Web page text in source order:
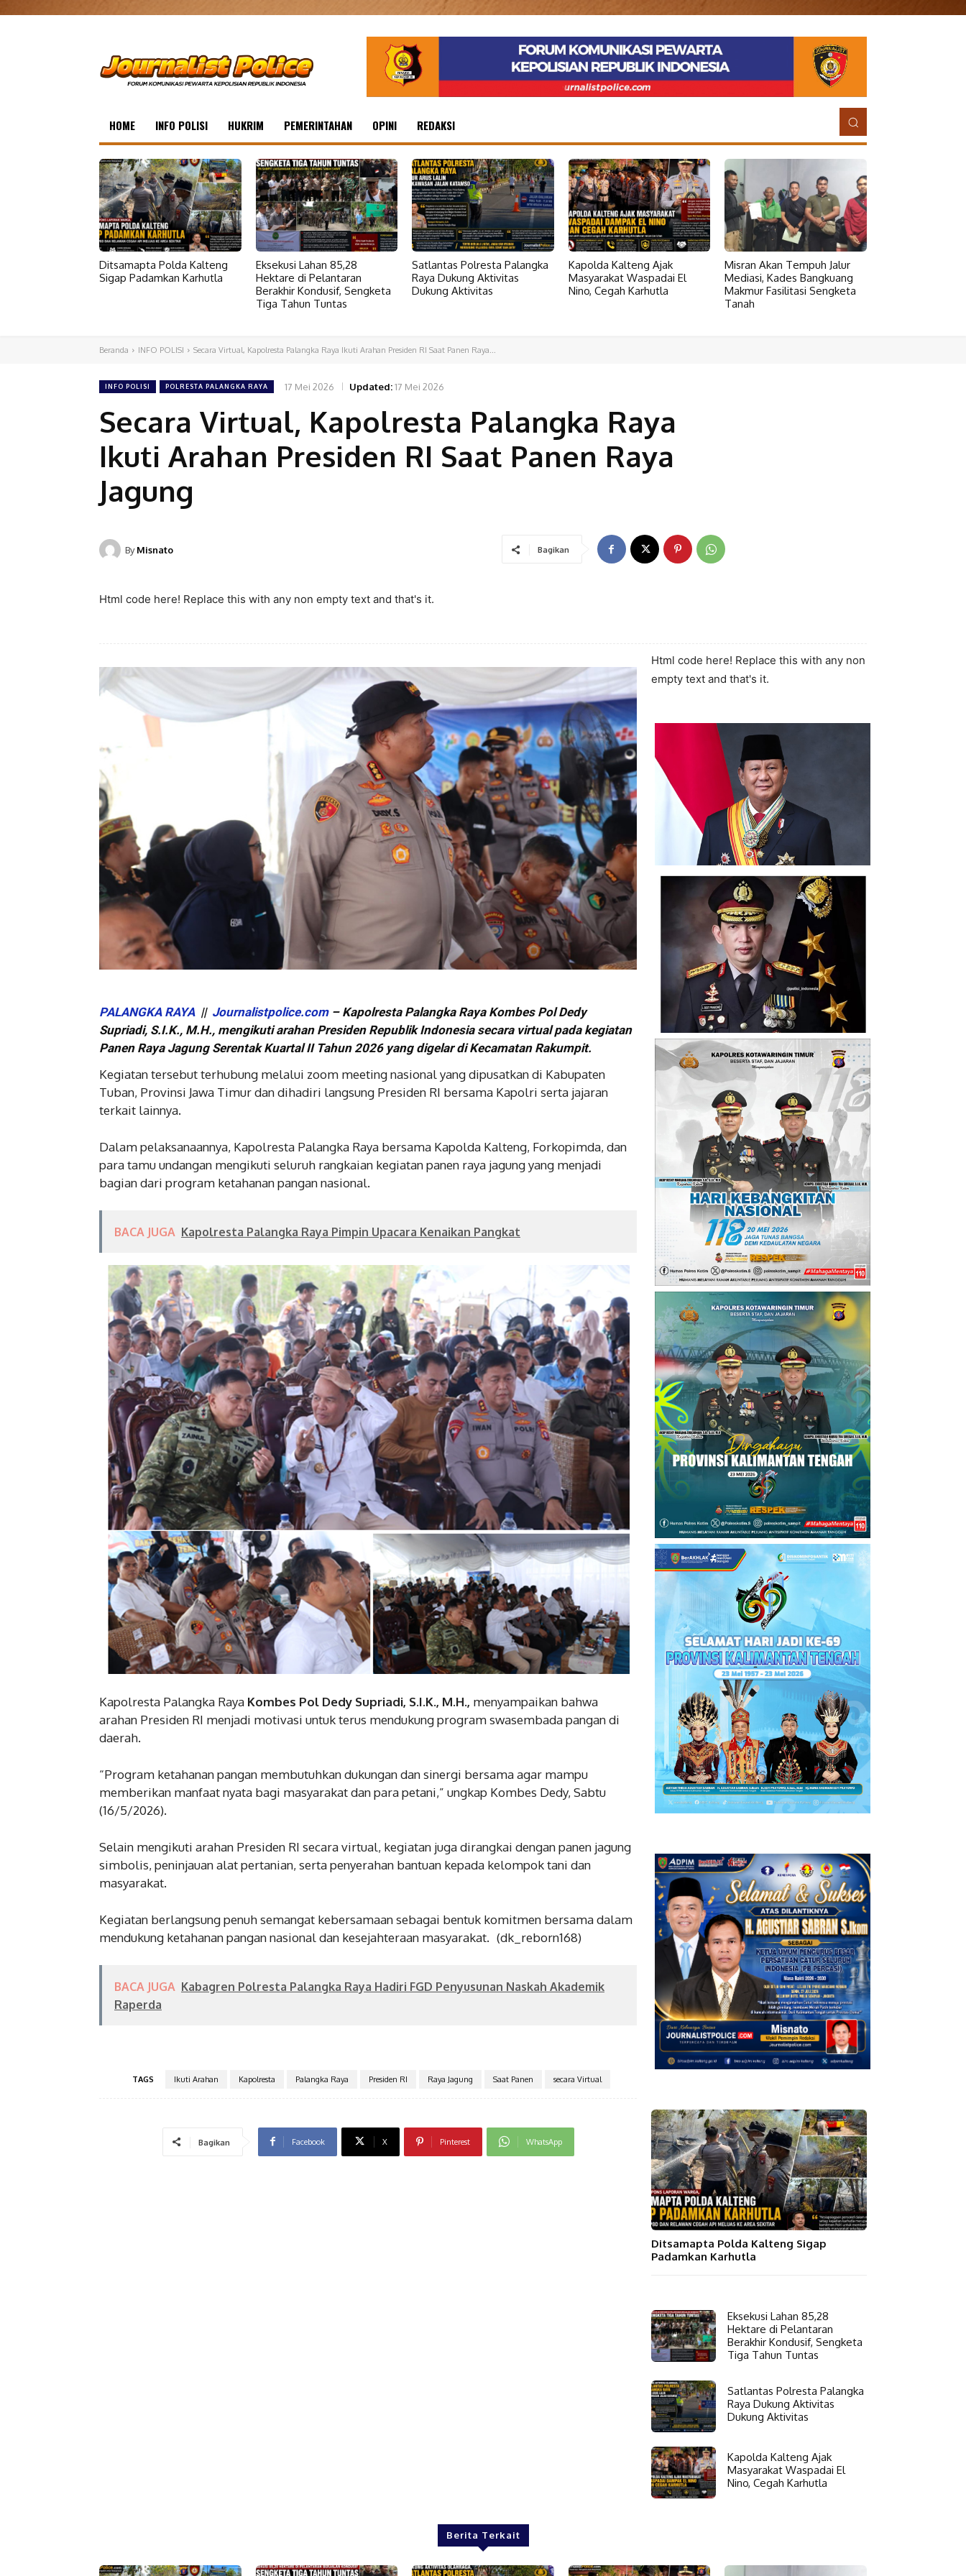
HOME INFO POLISI HUKRIM PEMERINTAHAN OPINI REDAKSI
Ditsamapta Polda Kalteng
Sigap Padamkan Karhutla
Eksekusi Lahan 85,28
Hektare di Pelantaran
Berakhir Kondusif, Sengketa
Tiga Tahun Tuntas
Satlantas Polresta Palangka
Raya Dukung Aktivitas
Dukung Aktivitas
Kapolda Kalteng Ajak
Masyarakat Waspadai El
Nino, Cegah Karhutla
Misran Akan Tempuh Jalur
Mediasi, Kades Bangkuang
Makmur Fasilitasi Sengketa
Tanah
Beranda INFO POLISI Secara Virtual, Kapolresta Palangka Raya Ikuti Arahan Presiden RI Saat Panen Raya...
INFO POLISI POLRESTA PALANGKA RAYA 17 Mei 2026 Updated:17 Mei 2026
Secara Virtual, Kapolresta Palangka Raya
Ikuti Arahan Presiden RI Saat Panen Raya
Jagung
By Misnato Bagikan
Html code here! Replace this with any non empty text and that's it.
PALANGKA RAYA|| Journalistpolice.com– Kapolresta Palangka Raya Kombes Pol Dedy
Supriadi, S.I.K., M.H., mengikuti arahan Presiden Republik Indonesia secara virtual pada kegiatan
Panen Raya Jagung Serentak Kuartal II Tahun 2026 yang digelar di Kecamatan Rakumpit.
Kegiatan tersebut terhubung melalui zoom meeting nasional yang dipusatkan di Kabupaten
Tuban, Provinsi Jawa Timur dan dihadiri langsung Presiden RI bersama Kapolri serta jajaran
terkait lainnya.
Dalam pelaksanaannya, Kapolresta Palangka Raya bersama Kapolda Kalteng, Forkopimda, dan
para tamu undangan mengikuti seluruh rangkaian kegiatan panen raya jagung yang menjadi
bagian dari program ketahanan pangan nasional.
BACA JUGA Kapolresta Palangka Raya Pimpin Upacara Kenaikan Pangkat
Kapolresta Palangka Raya Kombes Pol Dedy Supriadi, S.I.K., M.H., menyampaikan bahwa
arahan Presiden RI menjadi motivasi untuk terus mendukung program swasembada pangan di
daerah.
“Program ketahanan pangan membutuhkan dukungan dan sinergi bersama agar mampu
memberikan manfaat nyata bagi masyarakat dan para petani,” ungkap Kombes Dedy, Sabtu
(16/5/2026).
Selain mengikuti arahan Presiden RI secara virtual, kegiatan juga dirangkai dengan panen jagung
simbolis, peninjauan alat pertanian, serta penyerahan bantuan kepada kelompok tani dan
masyarakat.
Kegiatan berlangsung penuh semangat kebersamaan sebagai bentuk komitmen bersama dalam
mendukung ketahanan pangan nasional dan kesejahteraan masyarakat. (dk_reborn168)
BACA JUGA Kabagren Polresta Palangka Raya Hadiri FGD Penyusunan Naskah Akademik
Raperda
TAGS Ikuti Arahan Kapolresta Palangka Raya Presiden RI Raya Jagung Saat Panen secara Virtual
Bagikan Facebook X Pinterest WhatsApp
Html code here! Replace this with any non
empty text and that's it.
Ditsamapta Polda Kalteng Sigap
Padamkan Karhutla
Eksekusi Lahan 85,28
Hektare di Pelantaran
Berakhir Kondusif, Sengketa
Tiga Tahun Tuntas
Satlantas Polresta Palangka
Raya Dukung Aktivitas
Dukung Aktivitas
Kapolda Kalteng Ajak
Masyarakat Waspadai El
Nino, Cegah Karhutla
Berita Terkait